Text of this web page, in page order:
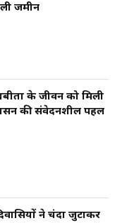
जमीन
के जीवन को मिली
की संवेदनशील पहल
ने चंदा जुटाकर